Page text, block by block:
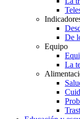
De
Equipo
La